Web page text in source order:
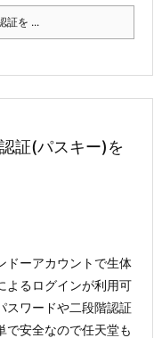
証を ...
証(パスキー)を
ドーアカウントで生体
よるログインが利用可
スワードや二段階認証
で安全なので任天堂も